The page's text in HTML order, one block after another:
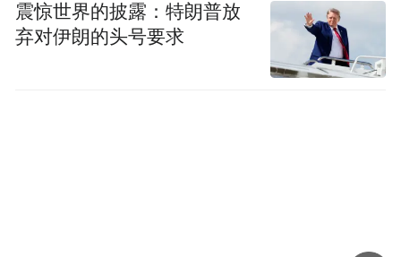
震惊世界的披露：特朗普放
弃对伊朗的头号要求